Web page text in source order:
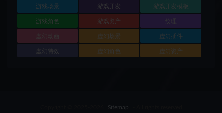
游戏场景 游戏开发 游戏开发模板
游戏角色 游戏资产 纹理
虚幻动画 虚幻场景 虚幻插件
虚幻特效 虚幻角色 虚幻资产
Sitemap